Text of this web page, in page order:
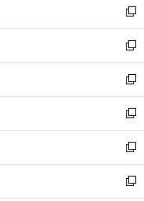
で
開
く
ド
ウ
で
開
く
ィ
ン
ド
ウ
で
開
く
い
ウ
ィ
ン
ド
ウ
で
開
く
新
し
い
ウ
ィ
ン
ド
ウ
で
開
く
新
し
い
ウ
ィ
ン
ド
ウ
で
開
新
し
い
ウ
ィ
ン
ド
新
し
い
ウ
ィ
新
し
い
新